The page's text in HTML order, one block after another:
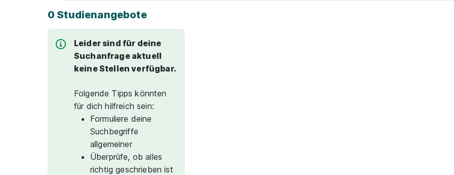
0 Studienangebote
Leider sind für deine
Suchanfrage aktuell
keine Stellen verfügbar.
Folgende Tipps könnten
für dich hilfreich sein:
Formuliere deine
Suchbegriffe
allgemeiner
Überprüfe, ob alles
richtig geschrieben ist